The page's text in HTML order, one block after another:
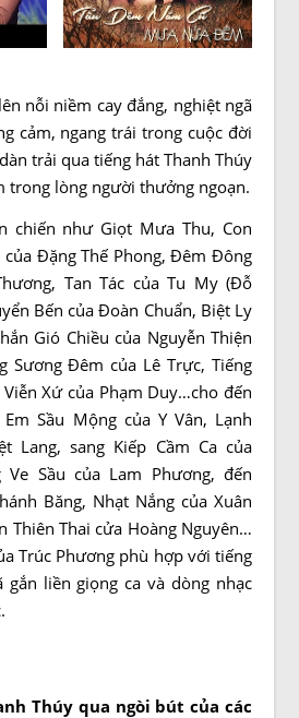
nỗi niềm cay đắng, nghiệt ngã
cảm, ngang trái trong cuộc đời
trải qua tiếng hát Thanh Thúy
trong lòng người thưởng ngoạn.
chiến như Giọt Mưa Thu, Con
của Đặng Thế Phong, Đêm Đông
Tan Tác của Tu My (Đỗ
Bến của Đoàn Chuẩn, Biệt Ly
Gió Chiều của Nguyễn Thiện
Sương Đêm của Lê Trực, Tiếng
Xứ của Phạm Duy…cho đến
Sầu Mộng của Y Vân, Lạnh
Lang, sang Kiếp Cầm Ca của
Ve Sầu của Lam Phương, đến
Băng, Nhạt Nắng của Xuân
Thiên Thai cửa Hoàng Nguyên…
Trúc Phương phù hợp với tiếng
gắn liền giọng ca và dòng nhạc
Thúy qua ngòi bút của các